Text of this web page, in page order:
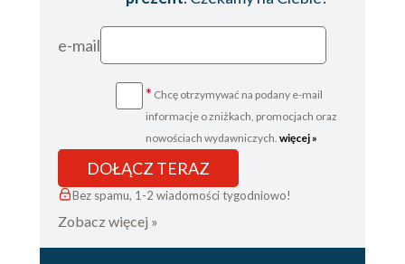
36. MARZENA
37. MARZENA
38. GABRIELA
40. MARZENA
41. MARZENA
42. GABRIELA
e-mail
* Chcę otrzymywać na podany e-mail
informacje o zniżkach, promocjach oraz
nowościach wydawniczych. więcej »
DOŁĄCZ TERAZ
Bez spamu, 1-2 wiadomości tygodniowo!
Zobacz więcej »